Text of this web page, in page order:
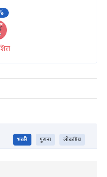
भर्खरै पुराना लोकप्रिय